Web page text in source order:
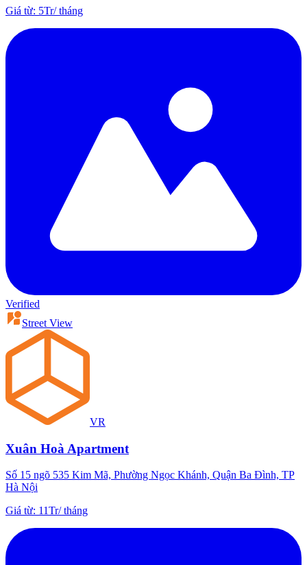
Giá từ: 5Tr/tháng
Verified
Street View
VR
Xuân Hoà Apartment
Số 15 ngõ 535 Kim Mã, Phường Ngọc Khánh, Quận Ba Đình, TP
Hà Nội
Giá từ: 11Tr/tháng